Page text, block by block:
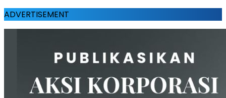
ADVERTISEMENT